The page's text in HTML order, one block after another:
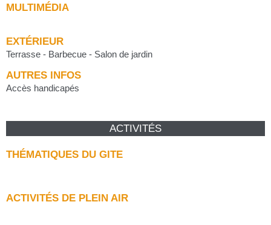
MULTIMÉDIA
EXTÉRIEUR
Terrasse - Barbecue - Salon de jardin
AUTRES INFOS
Accès handicapés
ACTIVITÉS
THÉMATIQUES DU GITE
ACTIVITÉS DE PLEIN AIR